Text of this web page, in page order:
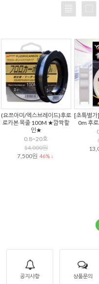
(요쯔아미/엑스브레이드)후로
로카본 목줄 100M ★깜짝할
인★
0.8~20호
14,000원
7,500원 46% ↓
[초특별
0m 후
공지사항 상품문의